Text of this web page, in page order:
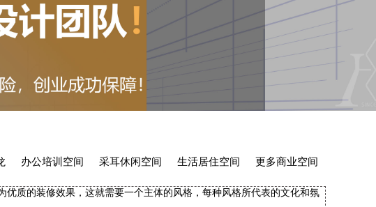
办公培训空间 采耳休闲空间 生活居住空间 更多商业空间
质的装修效果，这就需要一个主体的风格，每种风格所代表的文化和氛